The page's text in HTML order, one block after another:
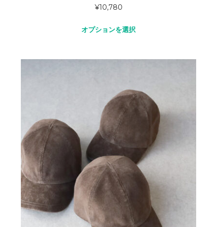
¥10,780
オプションを選択